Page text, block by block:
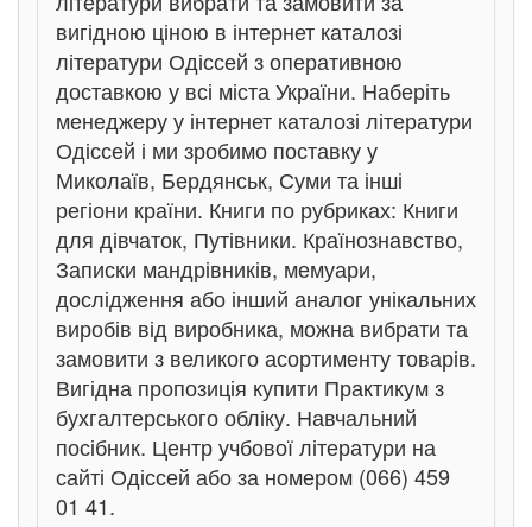
вигідною ціною в інтернет каталозі
літератури Одіссей з оперативною
доставкою у всі міста України. Наберіть
менеджеру у інтернет каталозі літератури
Одіссей і ми зробимо поставку у
Миколаїв, Бердянськ, Суми та інші
регіони країни. Книги по рубриках: Книги
для дівчаток, Путівники. Країнознавство,
Записки мандрівників, мемуари,
дослідження або інший аналог унікальних
виробів від виробника, можна вибрати та
замовити з великого асортименту товарів.
Вигідна пропозиція купити Практикум з
бухгалтерського обліку. Навчальний
посібник. Центр учбової літератури на
сайті Одіссей або за номером (066) 459
01 41.